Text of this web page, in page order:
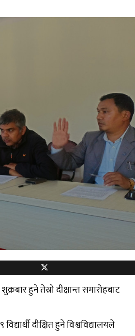
हुने तेस्रो दीक्षान्त समारोहबाट
दीक्षित हुने विश्वविद्यालयले